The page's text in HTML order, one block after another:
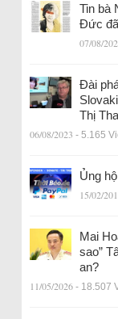
Tin bà
Đức
07/08/
Đài
Thị
06/08/2023 - 5.165
Ủng
15/02/
Mai
sao”
an?
11/05/2026 - 18.507